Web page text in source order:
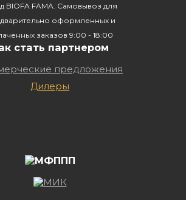
BIOFA FAMA. Самовывоз для
оформленных и
заказов 9:00 - 18:00
стать партнером
предложения
Дилеры